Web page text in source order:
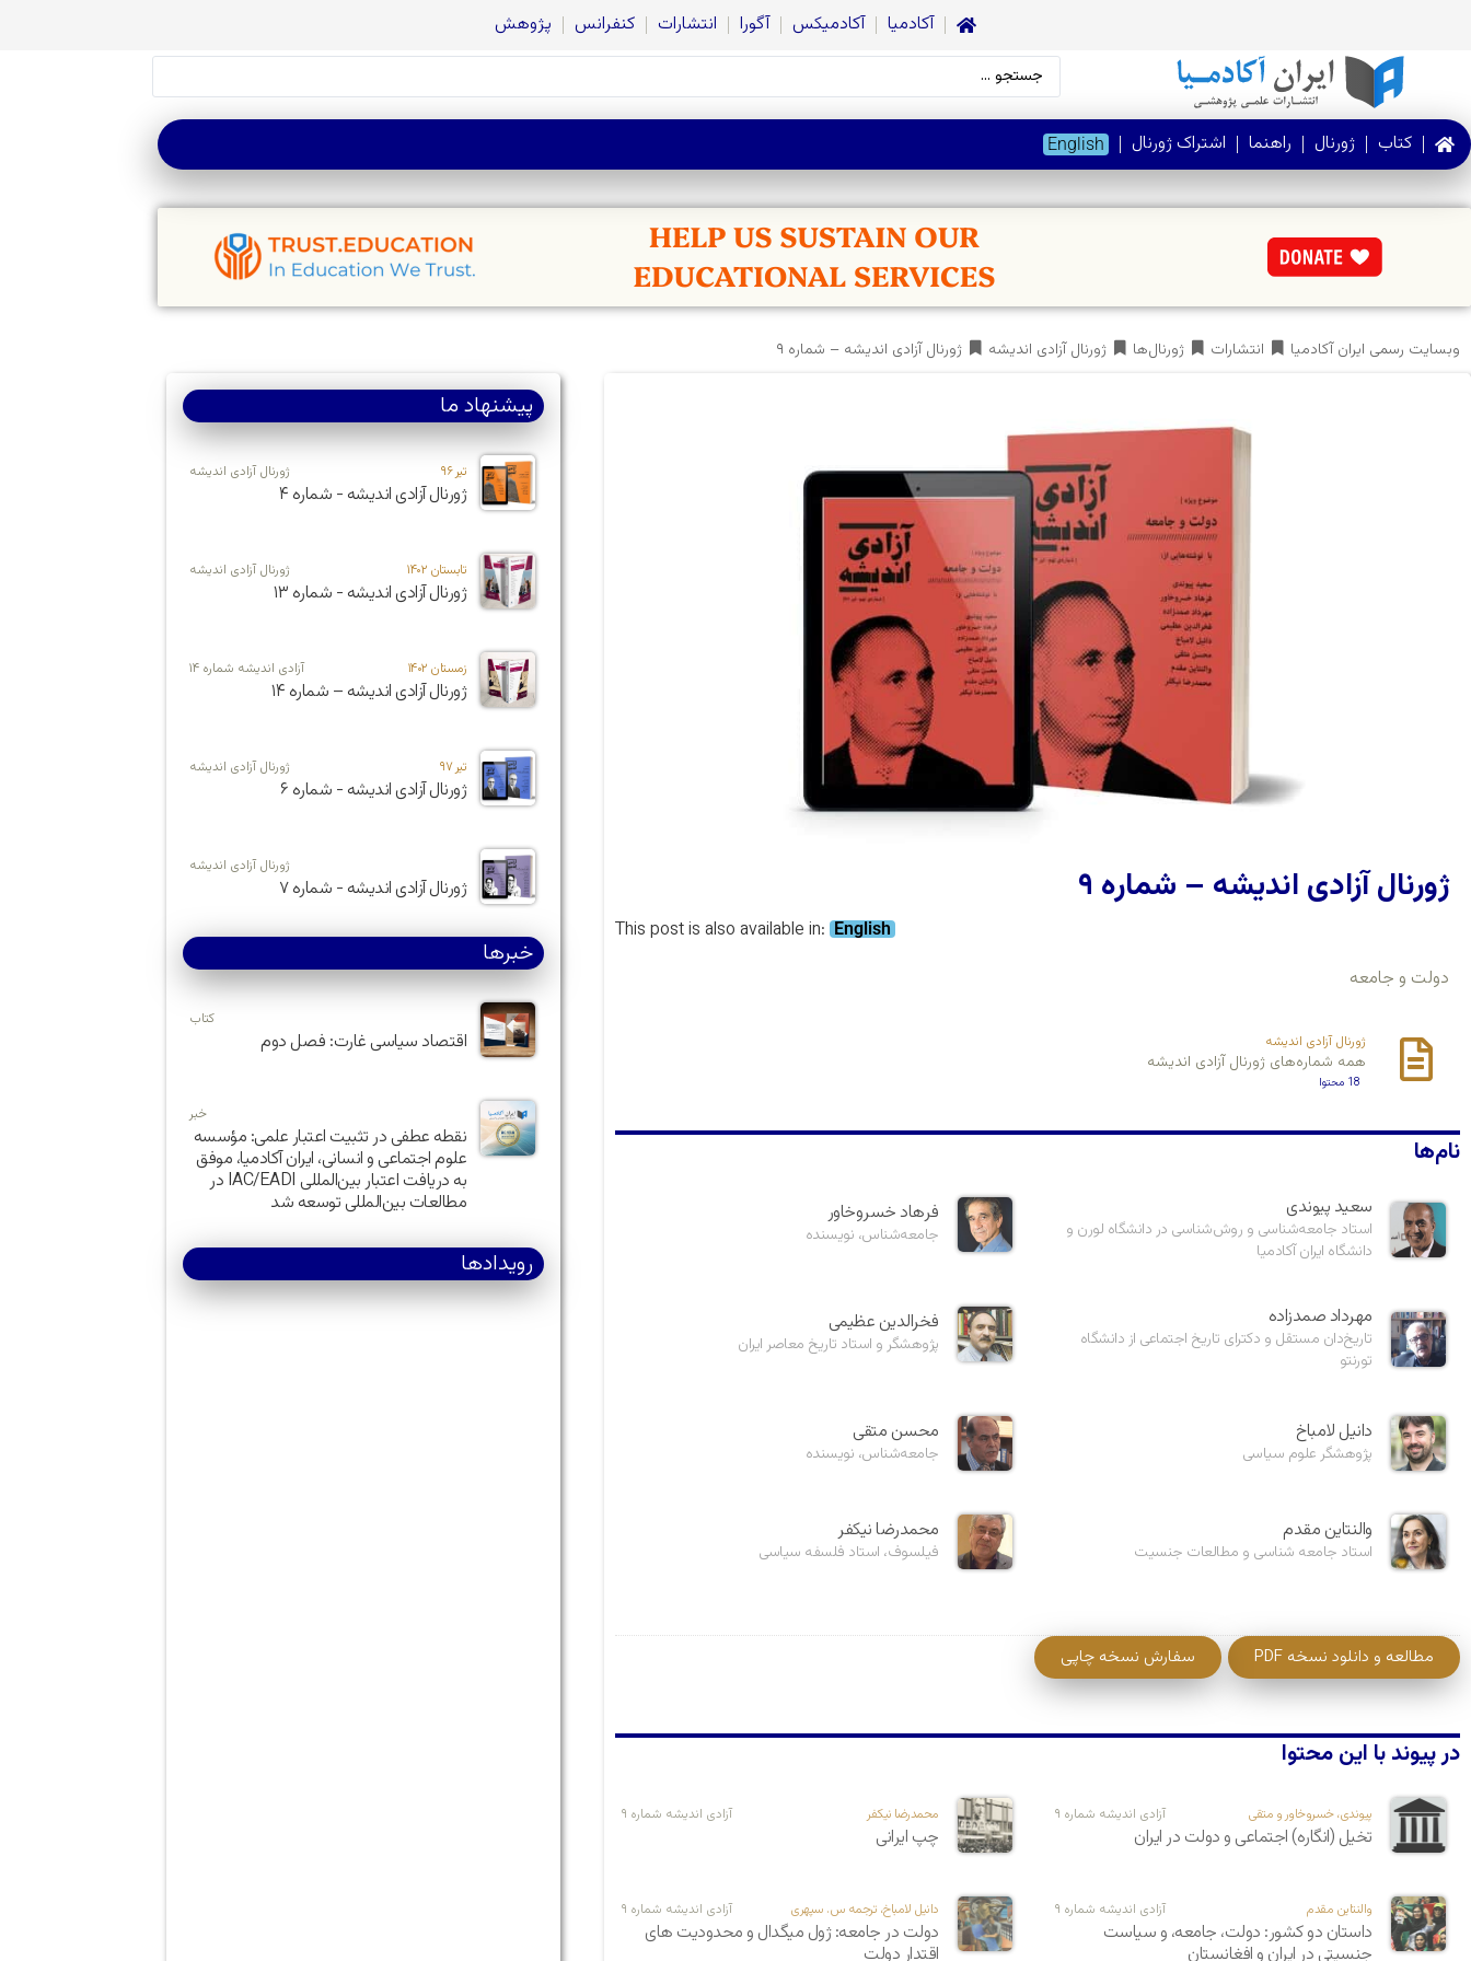
آکادمیا آکادمیکس آگورا انتشارات کنفرانس پژوهش
کتاب ژورنال‌ راهنما اشتراک ژورنال English
وبسایت رسمی ایران آکادمیا انتشارات ژورنال‌ها ژورنال آزادی اندیشه ژورنال آزادی اندیشه – شماره ۹
ژورنال آزادی اندیشه – شماره ۹
This post is also available in: English
دولت و جامعه
ژورنال آزادی اندیشه
همه شماره‌های ژورنال آزادی اندیشه
18 محتوا
نام‌ها
سعید پیوندی
استاد جامعه‌شناسی و روش‌شناسی در دانشگاه لورن و
دانشگاه ایران آکادمیا
فرهاد خسروخاور
جامعه‌شناس، نویسنده
مهرداد صمدزاده
تاریخ‌دان مستقل و دکترای تاریخ اجتماعی از دانشگاه
تورنتو
فخرالدین عظیمی
پژوهشگر و استاد تاریخ معاصر ایران
دانیل لامباخ
پژوهشگر علوم سیاسی
محسن متقی
جامعه‌شناس، نویسنده
والنتاین مقدم
استاد جامعه شناسی و مطالعات جنسیت
محمدرضا نیکفر
فیلسوف، استاد فلسفه سیاسی
مطالعه و دانلود نسخه PDF سفارش نسخه چاپی
در پیوند با این محتوا
پیوندی، خسروخاور و متقی آزادی اندیشه شماره ۹
تخیل (انگاره) اجتماعی و دولت در ایران
محمدرضا نیکفر آزادی اندیشه شماره ۹
چپ ایرانی
والنتاین مقدم آزادی اندیشه شماره ۹
داستان دو کشور: دولت، جامعه، و سیاست
جنسیتی در ایران و افغانستان
دانیل لامباخ، ترجمه س. سپهری آزادی اندیشه شماره ۹
دولت در جامعه:‌ ژول میگدال و محدودیت‌ های
اقتدار دولت
پیشنهاد ما
تیر ۹۶ ژورنال آزادی اندیشه
ژورنال آزادی اندیشه - شماره ۴
تابستان ۱۴۰۲ ژورنال آزادی اندیشه
ژورنال آزادی اندیشه - شماره ۱۳
زمستان ۱۴۰۲ آزادی اندیشه شماره ۱۴
ژورنال آزادی اندیشه – شماره ۱۴
تیر ۹۷ ژورنال آزادی اندیشه
ژورنال آزادی اندیشه - شماره ۶
ژورنال آزادی اندیشه
ژورنال آزادی اندیشه - شماره ۷
خبرها
کتاب
اقتصاد سیاسی غارت: فصل دوم
خبر
نقطه عطفی در تثبیت اعتبار علمی: مؤسسه
علوم اجتماعی و انسانی، ایران آکادمیا، موفق
به دریافت اعتبار بین‌المللی IAC/EADI در
مطالعات بین‌المللی توسعه شد
رویدادها